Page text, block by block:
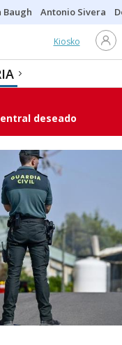
Baugh Antonio Sivera
Kiosko
deseado